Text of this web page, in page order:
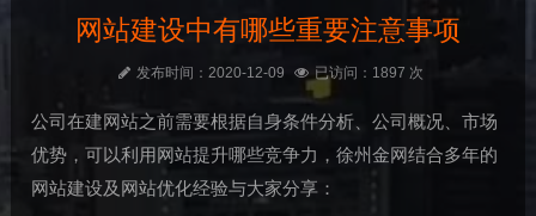
网站建设中有哪些重要注意事项
发布时间：2020-12-09 已访问：1897 次
公司在建网站之前需要根据自身条件分析、公司概况、市场
优势，可以利用网站提升哪些竞争力，徐州金网结合多年的
网站建设及网站优化经验与大家分享：